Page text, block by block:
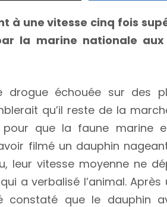
à une vitesse cinq fois
la marine nationale
drogue échouée sur des
qu’il reste de la
pour que la faune marine
filmé un dauphin
leur vitesse moyenne ne
a verbalisé l’animal.
que le dauphin